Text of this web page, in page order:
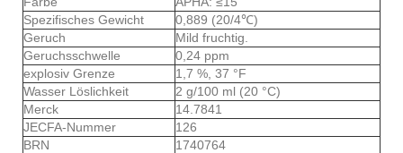
Spezifisches Gewicht
0,889 (20/4℃)
Geruch
Mild fruchtig.
Geruchsschwelle
0,24 ppm
explosiv Grenze
1,7 %, 37 °F
Wasser Löslichkeit
2 g/100 ml (20 °C)
Merck
14.7841
JECFA-Nummer
126
BRN
1740764